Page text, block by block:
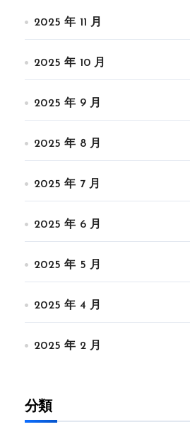
2025 年 11 月
2025 年 10 月
2025 年 9 月
2025 年 8 月
2025 年 7 月
2025 年 6 月
2025 年 5 月
2025 年 4 月
2025 年 2 月
分類